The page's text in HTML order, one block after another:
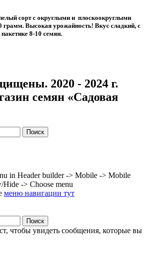
сорт с округлыми и плоскоокруглыми
грамм. Высокая урожайность! Вкус сладкий, с
8-10 семян.
2020 - 2024 г.
семян «Садовая
Поиск
in Header builder -> Mobile -> Mobile
Hide -> Choose menu
меню навигации тут
Поиск
чтобы увидеть сообщения, которые вы